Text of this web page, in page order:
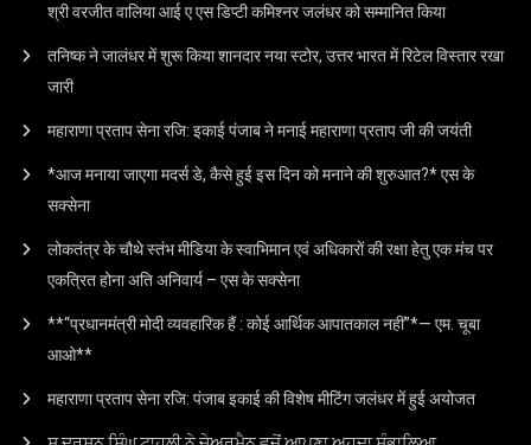
श्री वरजीत वालिया आई ए एस डिप्टी कमिश्नर जलंधर को सम्मानित किया
तनिष्क ने जालंधर में शुरू किया शानदार नया स्टोर, उत्तर भारत में रिटेल विस्तार रखा
जारी
महाराणा प्रताप सेना रजि: इकाई पंजाब ने मनाई महाराणा प्रताप जी की जयंती
*आज मनाया जाएगा मदर्स डे, कैसे हुई इस दिन को मनाने की शुरुआत?* एस के
सक्सेना
लोकतंत्र के चौथे स्तंभ मीडिया के स्वाभिमान एवं अधिकारों की रक्षा हेतु एक मंच पर
एकत्रित होना अति अनिवार्य – एस के सक्सेना
**“प्रधानमंत्री मोदी व्यवहारिक हैं : कोई आर्थिक आपातकाल नहीं”*— एम. चूबा
आओ**
महाराणा प्रताप सेना रजि: पंजाब इकाई की विशेष मीटिंग जलंधर में हुई अयोजत